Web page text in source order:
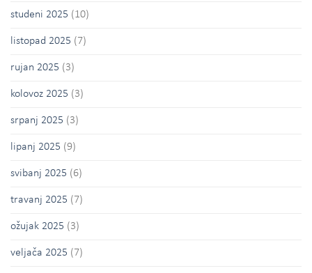
studeni 2025 (10)
listopad 2025 (7)
rujan 2025 (3)
kolovoz 2025 (3)
srpanj 2025 (3)
lipanj 2025 (9)
svibanj 2025 (6)
travanj 2025 (7)
ožujak 2025 (3)
veljača 2025 (7)